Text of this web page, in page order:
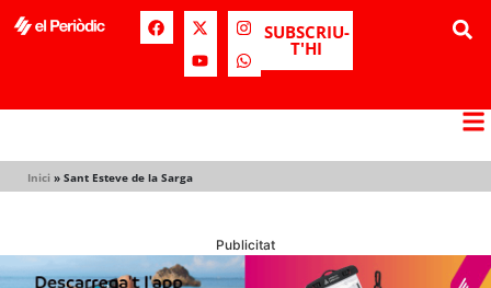
SUBSCRIU-
T'HI
Inici » Sant Esteve de la Sarga
Publicitat